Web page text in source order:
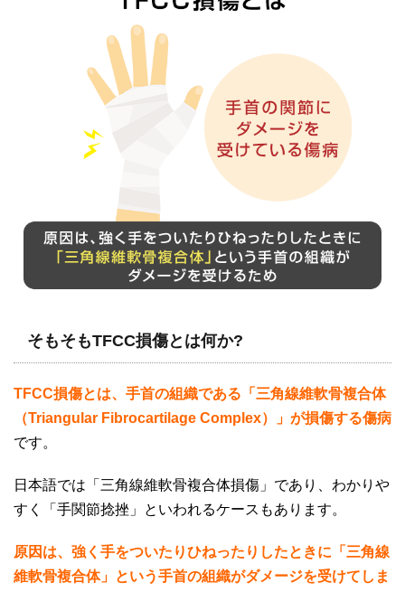
そもそもTFCC損傷とは何か?
TFCC損傷とは、手首の組織である「三角線維軟骨複合体
（Triangular Fibrocartilage Complex）」が損傷する傷病
です。
日本語では「三角線維軟骨複合体損傷」であり、わかりや
すく「手関節捻挫」といわれるケースもあります。
原因は、強く手をついたりひねったりしたときに「三角線
維軟骨複合体」という手首の組織がダメージを受けてしま